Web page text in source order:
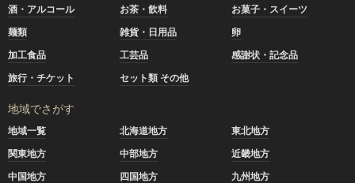
酒・アルコール
お茶・飲料
お菓子・スイーツ
麺類
雑貨・日用品
卵
加工食品
工芸品
感謝状・記念品
旅行・チケット
セット類 その他
地域でさがす
地域一覧 北海道地方
東北地方
関東地方
中部地方
近畿地方
中国地方
四国地方 九州地方